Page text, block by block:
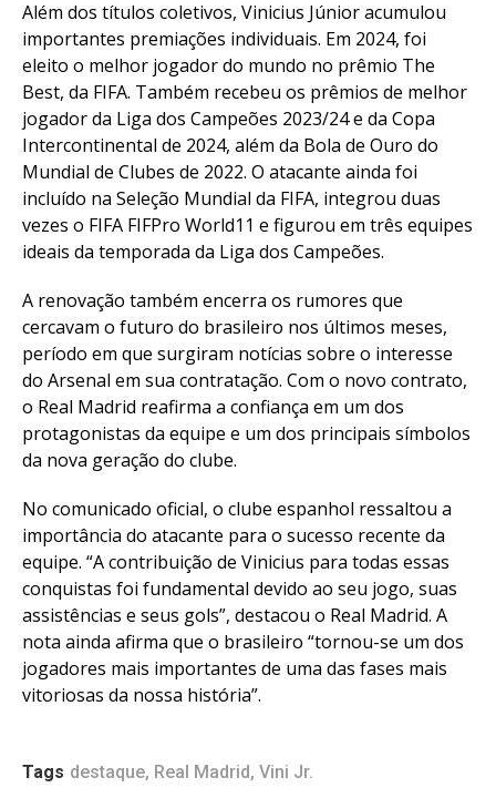
Além dos títulos coletivos, Vinicius Júnior acumulou
importantes premiações individuais. Em 2024, foi
eleito o melhor jogador do mundo no prêmio The
Best, da FIFA. Também recebeu os prêmios de melhor
jogador da Liga dos Campeões 2023/24 e da Copa
Intercontinental de 2024, além da Bola de Ouro do
Mundial de Clubes de 2022. O atacante ainda foi
incluído na Seleção Mundial da FIFA, integrou duas
vezes o FIFA FIFPro World11 e figurou em três equipes
ideais da temporada da Liga dos Campeões.
A renovação também encerra os rumores que
cercavam o futuro do brasileiro nos últimos meses,
período em que surgiram notícias sobre o interesse
do Arsenal em sua contratação. Com o novo contrato,
o Real Madrid reafirma a confiança em um dos
protagonistas da equipe e um dos principais símbolos
da nova geração do clube.
No comunicado oficial, o clube espanhol ressaltou a
importância do atacante para o sucesso recente da
equipe. “A contribuição de Vinicius para todas essas
conquistas foi fundamental devido ao seu jogo, suas
assistências e seus gols”, destacou o Real Madrid. A
nota ainda afirma que o brasileiro “tornou-se um dos
jogadores mais importantes de uma das fases mais
vitoriosas da nossa história”.
Tags destaque, Real Madrid, Vini Jr.